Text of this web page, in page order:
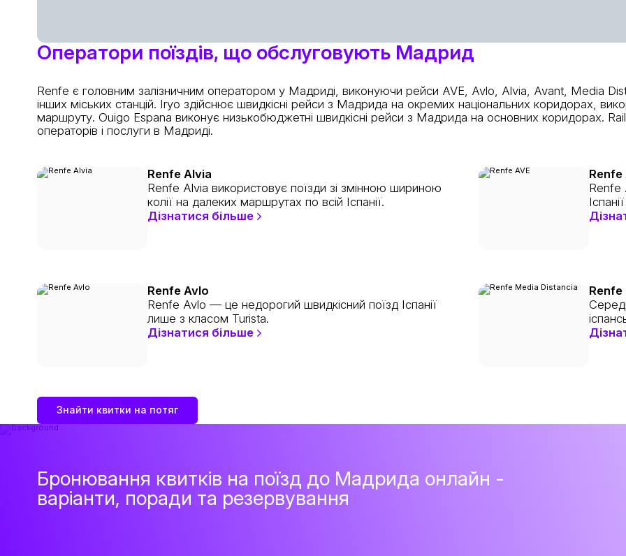
Оператори поїздів, що обслуговують Мадрид
Renfe є головним залізничним оператором у Мадриді, виконуючи рейси AVE, Avlo, Alvia, Avant, Media
інших міських станцій. Iryo здійснює швидкісні рейси з Мадрида на окремих національних коридорах,
маршруту. Ouigo Espana виконує низькобюджетні швидкісні рейси з Мадрида на основних коридорах.
операторів і послуги в Мадриді.
Renfe Alvia
Renfe Alvia використовує поїзди зі змінною шириною
колії на далеких маршрутах по всій Іспанії.
Дізнатися більше
Renfe
Renfe
Renfe Avlo
Renfe Avlo — це недорогий швидкісний поїзд Іспанії
лише з класом Turista.
Дізнатися більше
Renfe
Знайти квитки на потяг
Бронювання квитків на поїзд до Мадрида онлайн -
варіанти, поради та резервування